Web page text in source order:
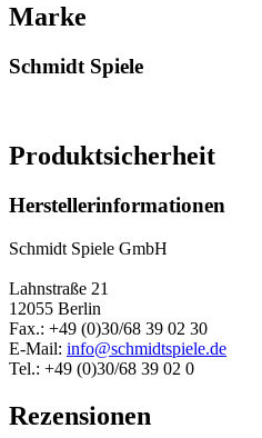
Marke
Schmidt Spiele
Produktsicherheit
Herstellerinformationen
Schmidt Spiele GmbH
Lahnstraße 21
12055 Berlin
Fax.: +49 (0)30/68 39 02 30
E-Mail: info@schmidtspiele.de
Tel.: +49 (0)30/68 39 02 0
Rezensionen